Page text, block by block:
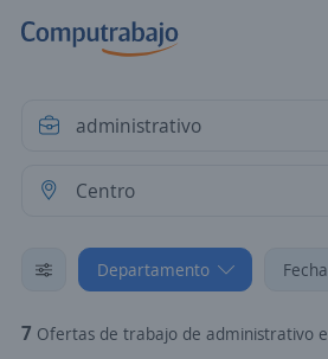
Departamento Fecha
7 Ofertas de trabajo de administrativo en Centro, Montevideo